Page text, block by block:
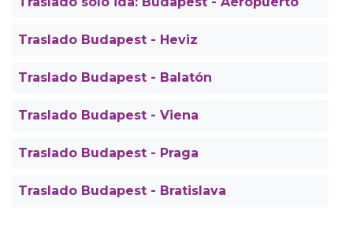
Traslado Budapest - Heviz
Traslado Budapest - Balatón
Traslado Budapest - Viena
Traslado Budapest - Praga
Traslado Budapest - Bratislava